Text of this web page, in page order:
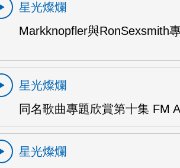
星光燦爛
Markknopfler與RonSexsmith
星光燦爛
同名歌曲專題欣賞第十集 FM
星光燦爛